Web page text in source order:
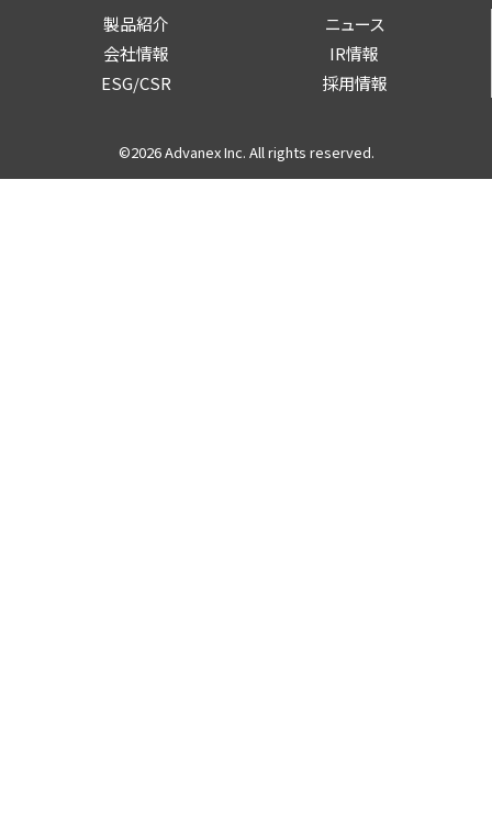
製品紹介
ニュース
会社情報
IR情報
ESG/CSR
採用情報
©2026 Advanex Inc. All rights reserved.